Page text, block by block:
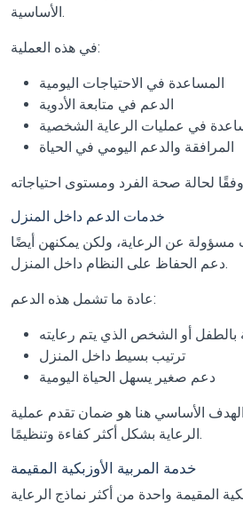
الأساسية.
في هذه العملية:
المساعدة في الاحتياجات اليومية
الدعم في متابعة الأدوية
في عمليات الرعاية الشخصية
المرافقة والدعم اليومي في الحياة
خدمات الدعم داخل المنزل
مسؤولة عن الرعاية، ولكن يمكنهن أيضًا
دعم الحفاظ على النظام داخل المنزل.
عادة ما تشمل هذه الدعم:
بالطفل أو الشخص الذي يتم رعايته
ترتيب بسيط داخل المنزل
دعم صغير يسهل الحياة اليومية
الأساسي هنا هو ضمان تقدم عملية
الرعاية بشكل أكثر كفاءة وتنظيمًا.
خدمة المربية الأوزبكية المقيمة
المقيمة واحدة من أكثر نماذج الرعاية